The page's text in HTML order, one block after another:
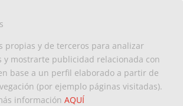
propias y de terceros para analizar
y mostrarte publicidad relacionada con
base a un perfil elaborado a partir de
(por ejemplo páginas visitadas).
información AQUÍ